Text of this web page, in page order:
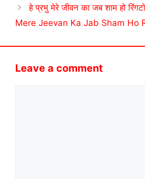
हे प्रभु मेरे जीवन का जब शाम हो
Mere Jeevan Ka Jab Sham Ho
Leave a comment